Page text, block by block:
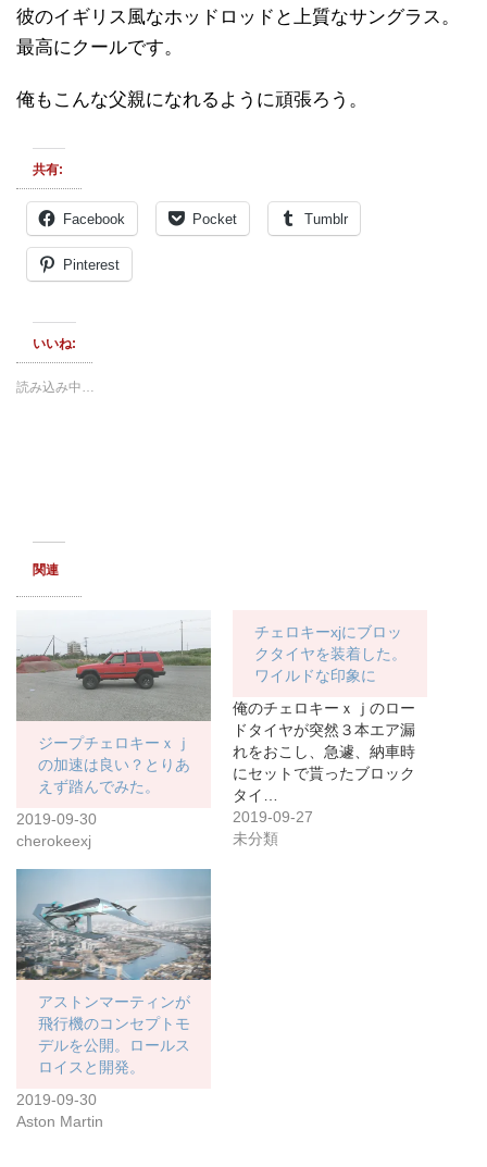
彼のイギリス風なホッドロッドと上質なサングラス。
最高にクールです。
俺もこんな父親になれるように頑張ろう。
共有:
Facebook Pocket Tumblr
Pinterest
いいね:
読み込み中…
関連
ジープチェロキーｘｊ
の加速は良い？とりあ
えず踏んでみた。
2019-09-30
cherokeexj
チェロキーxjにブロッ
クタイヤを装着した。
ワイルドな印象に
俺のチェロキーｘｊのロー
ドタイヤが突然３本エア漏
れをおこし、急遽、納車時
にセットで貰ったブロック
タイ…
2019-09-27
未分類
アストンマーティンが
飛行機のコンセプトモ
デルを公開。ロールス
ロイスと開発。
2019-09-30
Aston Martin